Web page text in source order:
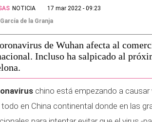
NOTICIA
17 mar 2022 - 09:23
de la Granja
de Wuhan afecta al
Incluso ha salpicado al
chino está empezando a
en China continental donde en las